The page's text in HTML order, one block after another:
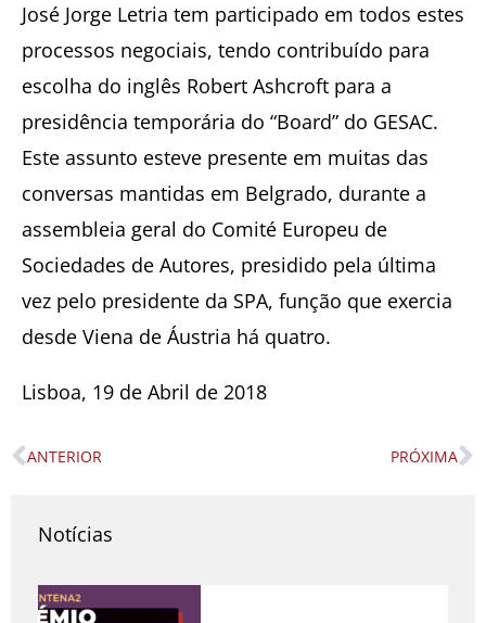
José Jorge Letria tem participado em todos estes
processos negociais, tendo contribuído para
escolha do inglês Robert Ashcroft para a
presidência temporária do “Board” do GESAC.
Este assunto esteve presente em muitas das
conversas mantidas em Belgrado, durante a
assembleia geral do Comité Europeu de
Sociedades de Autores, presidido pela última
vez pelo presidente da SPA, função que exercia
desde Viena de Áustria há quatro.
Lisboa, 19 de Abril de 2018
Prev
ANTERIOR PRÓXIMA
Notícias